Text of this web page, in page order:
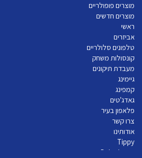
מוצרים פופולריים
מוצרים חדשים
ראשי
אביזרים
טלפונים סלולריים
קונסולות משחק
מעבדת תיקונים
גיימינג
קמפינג
גאדג'טים
פלאפון בעיר
צרו קשר
אודותינו
Tippy
Pelephone